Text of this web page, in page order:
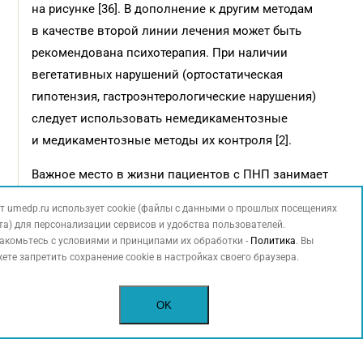
на рисунке [36]. В дополнение к другим методам
в качестве второй линии лечения может быть
рекомендована психотерапия. При наличии
вегетативных нарушений (ортостатическая
гипотензия, гастроэнтерологичес­кие нарушения)
следует использовать немедикаментозные
и медикаментозные методы их контроля [2].
Важное место в жизни пациентов с ПНП занимает
В зависимости от имеющихся симптомов
разрабатывается индивидуальная программа,
которая может включать кинезиотерапию,
баланстерапию, лечение положением, массаж,
физиотерапевтические процедуры и др. [2].
umedp.ru использует cookie (файлы с данными о прошлых посещениях
для персонализации сервисов и удобства пользователей.
с условиями и принципами их обработки - Политика. Вы
запретить сохранение cookie в настройках своего браузера.
OK